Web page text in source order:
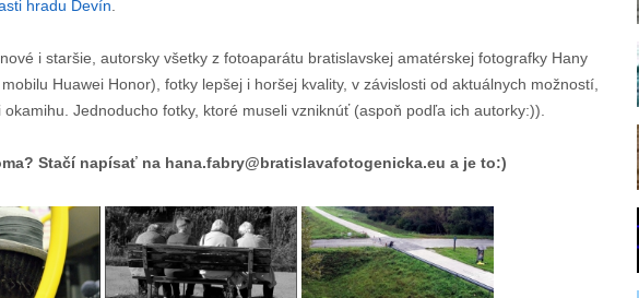
hradu Devín
i staršie, autorsky všetky z fotoaparátu bratislavskej amatérskej fotografky Hany
Huawei Honor), fotky lepšej i horšej kvality, v závislosti od aktuálnych možností,
Jednoducho fotky, ktoré museli vzniknúť (aspoň podľa ich autorky:)).
Stačí napísať na hana.fabry@bratislavafotogenicka.eu a je to:)